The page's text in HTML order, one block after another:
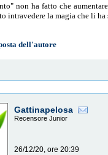
non ha fatto che
intravedere la magia che li ha
dell'autore
Gattinapelosa
Recensore Junior
26/12/20, ore 20:39